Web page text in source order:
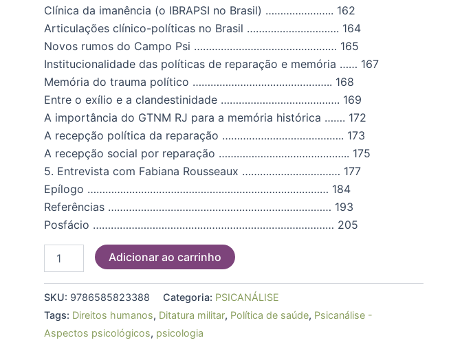
Clínica da imanência (o IBRAPSI no Brasil) ………………….. 162
Articulações clínico-políticas no Brasil …………………………. 164
Novos rumos do Campo Psi ………………………………………… 165
Institucionalidade das políticas de reparação e memória …… 167
Memória do trauma político ……………………………………….. 168
Entre o exílio e a clandestinidade …………………………………. 169
A importância do GTNM RJ para a memória histórica ……. 172
A recepção política da reparação ………………………………….. 173
A recepção social por reparação …………………………………….. 175
5. Entrevista com Fabiana Rousseaux …………………………… 177
Epílogo ……………………………………………………………………… 184
Referências ………………………………………………………………… 193
Posfácio ……………………………………………………………………… 205
Adicionar ao carrinho
SKU: 9786585823388 Categoria: PSICANÁLISE
Tags: Direitos humanos, Ditatura militar, Política de saúde, Psicanálise -
Aspectos psicológicos, psicologia